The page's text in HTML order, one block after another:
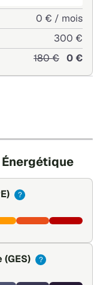
0 € / mois
300 €
180 € 0 €
?
(GES) ?